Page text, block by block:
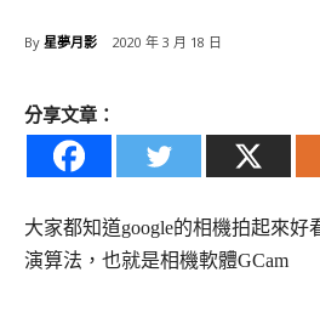
By 星夢月影 2020 年 3 月 18 日
分享文章：
大家都知道google的相機拍起來好
演算法，也就是相機軟體GCam